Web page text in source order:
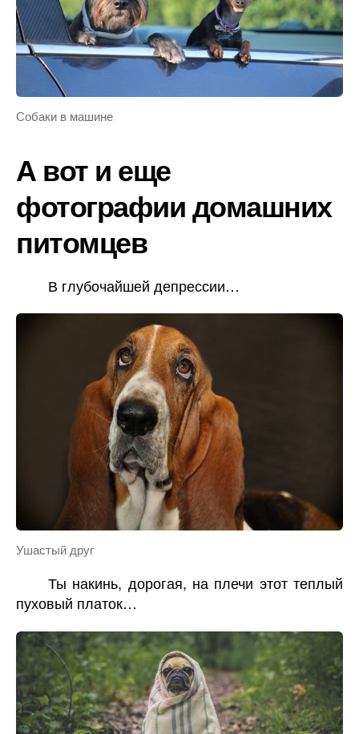
Собаки в машине
А вот и еще
фотографии домашних
питомцев
В глубочайшей депрессии…
Ушастый друг
Ты накинь, дорогая, на плечи этот теплый
пуховый платок…